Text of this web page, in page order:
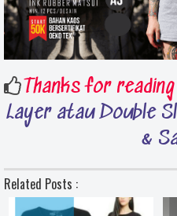
Thanks for reading
Layer atau Double
&
Related Posts :